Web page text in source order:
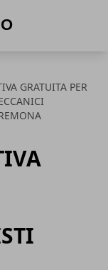
GRATUITA PER